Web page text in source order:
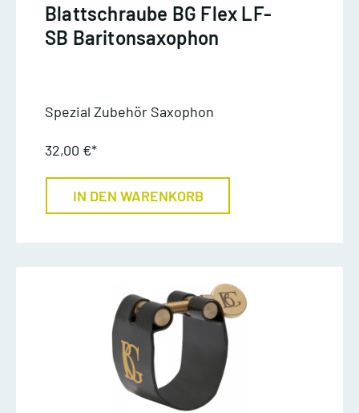
Blattschraube BG Flex LF-
SB Baritonsaxophon
Spezial Zubehör Saxophon
32,00 €*
IN DEN WARENKORB